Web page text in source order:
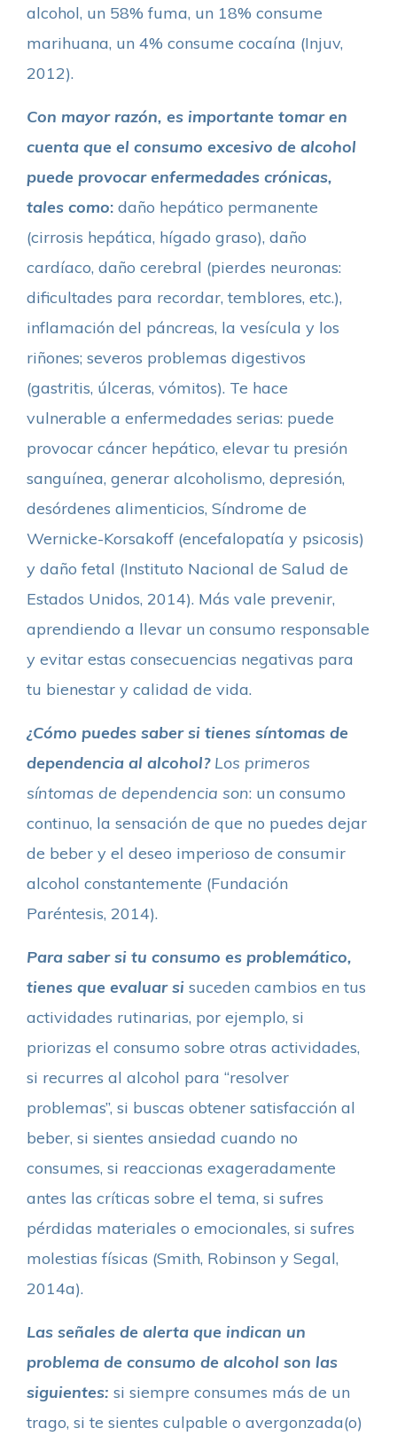
alcohol, un 58% fuma, un 18% consume
marihuana, un 4% consume cocaína (Injuv,
2012).
Con mayor razón, es importante tomar en
cuenta que el consumo excesivo de alcohol
puede provocar enfermedades crónicas,
tales como: daño hepático permanente
(cirrosis hepática, hígado graso), daño
cardíaco, daño cerebral (pierdes neuronas:
dificultades para recordar, temblores, etc.),
inflamación del páncreas, la vesícula y los
riñones; severos problemas digestivos
(gastritis, úlceras, vómitos). Te hace
vulnerable a enfermedades serias: puede
provocar cáncer hepático, elevar tu presión
sanguínea, generar alcoholismo, depresión,
desórdenes alimenticios, Síndrome de
Wernicke-Korsakoff (encefalopatía y psicosis)
y daño fetal (Instituto Nacional de Salud de
Estados Unidos, 2014). Más vale prevenir,
aprendiendo a llevar un consumo responsable
y evitar estas consecuencias negativas para
tu bienestar y calidad de vida.
¿Cómo puedes saber si tienes síntomas de
dependencia al alcohol? Los primeros
síntomas de dependencia son: un consumo
continuo, la sensación de que no puedes dejar
de beber y el deseo imperioso de consumir
alcohol constantemente (Fundación
Paréntesis, 2014).
Para saber si tu consumo es problemático,
tienes que evaluar si suceden cambios en tus
actividades rutinarias, por ejemplo, si
priorizas el consumo sobre otras actividades,
si recurres al alcohol para “resolver
problemas”, si buscas obtener satisfacción al
beber, si sientes ansiedad cuando no
consumes, si reaccionas exageradamente
antes las críticas sobre el tema, si sufres
pérdidas materiales o emocionales, si sufres
molestias físicas (Smith, Robinson y Segal,
2014a).
Las señales de alerta que indican un
problema de consumo de alcohol son las
siguientes: si siempre consumes más de un
trago, si te sientes culpable o avergonzada(o)